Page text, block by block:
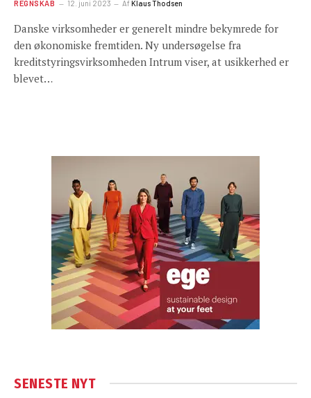
REGNSKAB 12. juni 2023 AfKlaus Thodsen
Danske virksomheder er generelt mindre bekymrede for
den økonomiske fremtiden. Ny undersøgelse fra
kreditstyringsvirksomheden Intrum viser, at usikkerhed er
blevet…
SENESTE NYT